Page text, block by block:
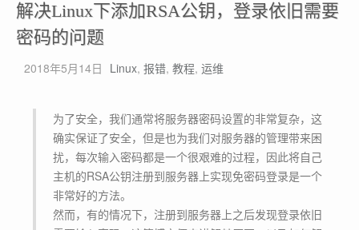
M
发
布
]
[
P
-
M
o
n
]
解决Linux下添加RSA公钥，登录依旧需要
密码的问题
2018年5月14日 Linux, 报错, 教程, 运维
为了安全，我们通常将服务器密码设置的非常复杂，这
确实保证了安全，但是也为我们对服务器的管理带来困
扰，每次输入密码都是一个很艰难的过程，因此将自己
主机的RSA公钥注册到服务器上实现免密码登录是一个
非常好的方法。
然而，有的情况下，注册到服务器上之后发现登录依旧